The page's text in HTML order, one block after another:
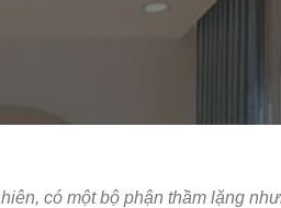
có một bộ phận thầm lặng